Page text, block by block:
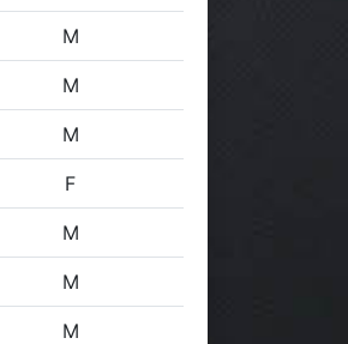
M
M
M
F
M
M
M